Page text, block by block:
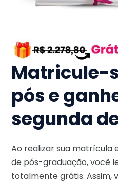
Matricule-
pós e
segunda
Ao realizar sua matrícula
de pós-graduação, você
totalmente grátis. Assim,